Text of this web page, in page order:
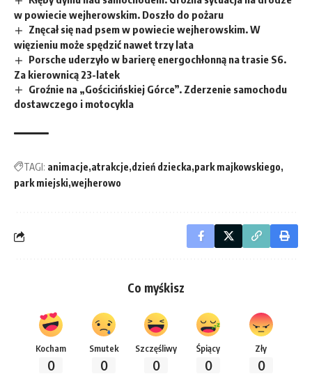
w powiecie wejherowskim. Doszło do pożaru
Znęcał się nad psem w powiecie wejherowskim. W
więzieniu może spędzić nawet trzy lata
Porsche uderzyło w barierę energochłonną na trasie S6.
Za kierownicą 23-latek
Groźnie na „Gościcińskiej Górce”. Zderzenie samochodu
dostawczego i motocykla
TAGI: animacje atrakcje dzień dziecka park majkowskiego
park miejski wejherowo
Co myśkisz
Kocham
0
Smutek
0
Szczęśliwy
0
Śpiący
0
Zły
0